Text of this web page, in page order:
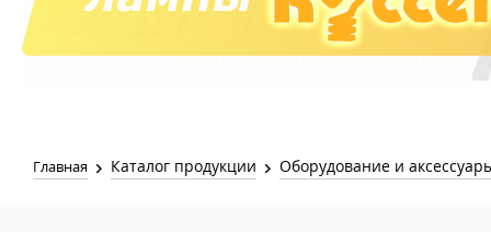
Распродажа Лампы
Главная Каталог продукции Оборудование и